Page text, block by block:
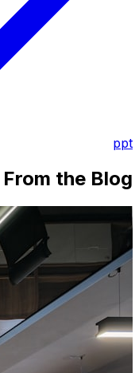
ppt
From the Blog